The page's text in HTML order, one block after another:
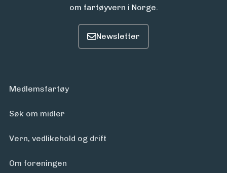
om fartøyvern i Norge.
Medlemsfartøy
Søk om midler
Vern, vedlikehold og drift
Om foreningen